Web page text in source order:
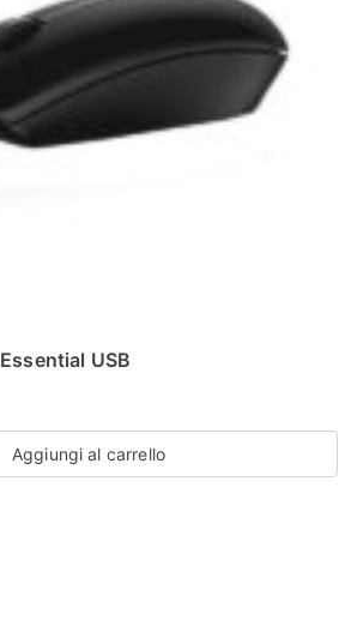
USB
Aggiungi al carrello